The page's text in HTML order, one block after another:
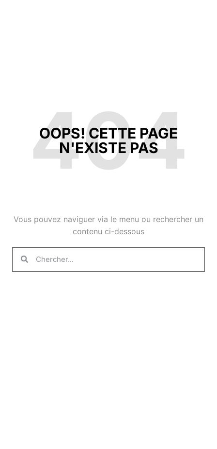
404
OOPS! CETTE PAGE
N'EXISTE PAS
Vous pouvez naviguer via le menu ou rechercher un
contenu ci-dessous